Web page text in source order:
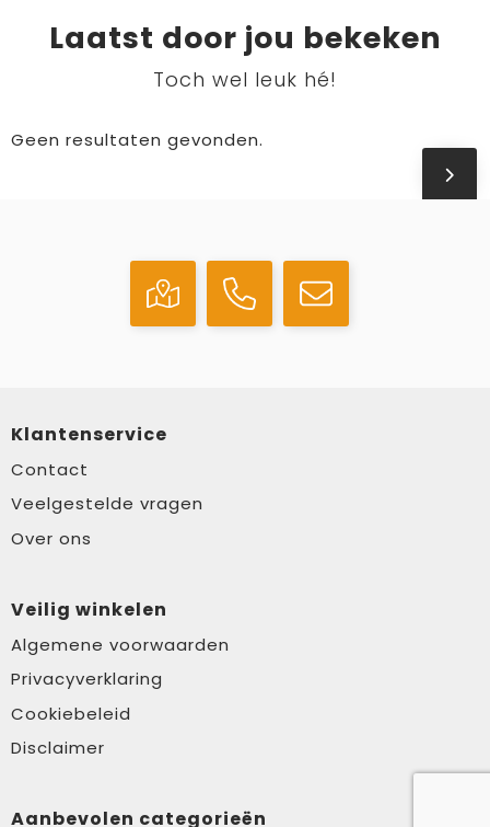
Laatst door jou bekeken
Toch wel leuk hé!
Geen resultaten gevonden.
Klantenservice
Contact
Veelgestelde vragen
Over ons
Veilig winkelen
Algemene voorwaarden
Privacyverklaring
Cookiebeleid
Disclaimer
Aanbevolen categorieën